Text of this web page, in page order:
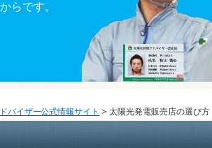
らです。
バイザー公式情報サイト ＞太陽光発電販売店の選び方